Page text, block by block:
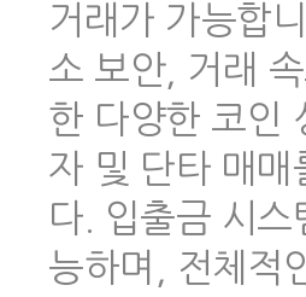
거래가 가능합
소 보안, 거래
한 다양한 코인
자 및 단타 매매
다. 입출금 시
능하며, 전체적